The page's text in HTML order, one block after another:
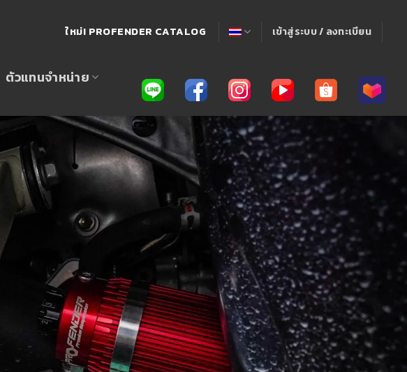
ใหม่! PROFENDER CATALOG เข้าสู่ระบบ / ลงทะเบียน
ตัวแทนจำหน่าย